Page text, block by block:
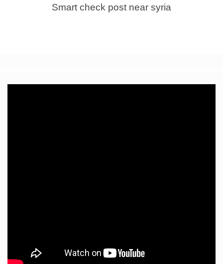
Smart check post near syria